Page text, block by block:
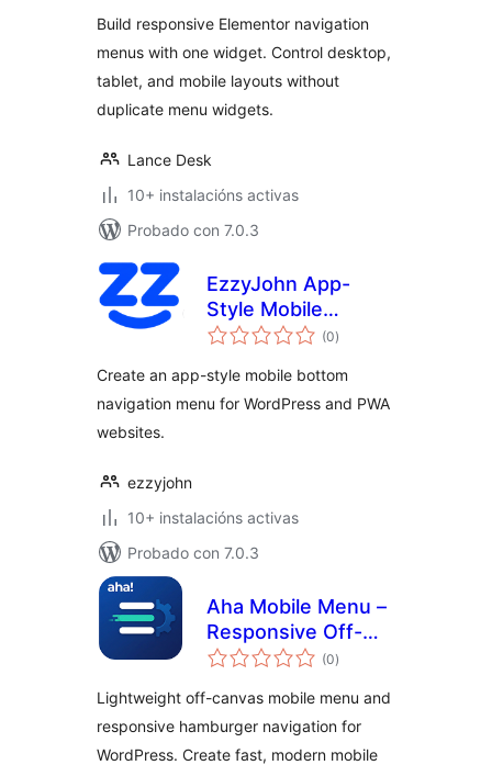
Build responsive Elementor navigation
menus with one widget. Control desktop,
tablet, and mobile layouts without
duplicate menu widgets.
Lance Desk
10+ instalacións activas
Probado con 7.0.3
EzzyJohn App-
Style Mobile
Navigation
(0valoracións
totais
)
Create an app-style mobile bottom
navigation menu for WordPress and PWA
websites.
ezzyjohn
10+ instalacións activas
Probado con 7.0.3
Aha Mobile Menu –
Responsive Off-
Canvas Mobile
Navigation
(0valoracións
totais
)
Lightweight off-canvas mobile menu and
responsive hamburger navigation for
WordPress. Create fast, modern mobile